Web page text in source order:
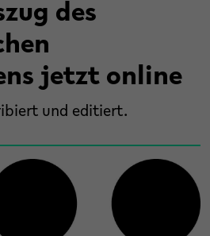
des
jetzt online
und editiert.